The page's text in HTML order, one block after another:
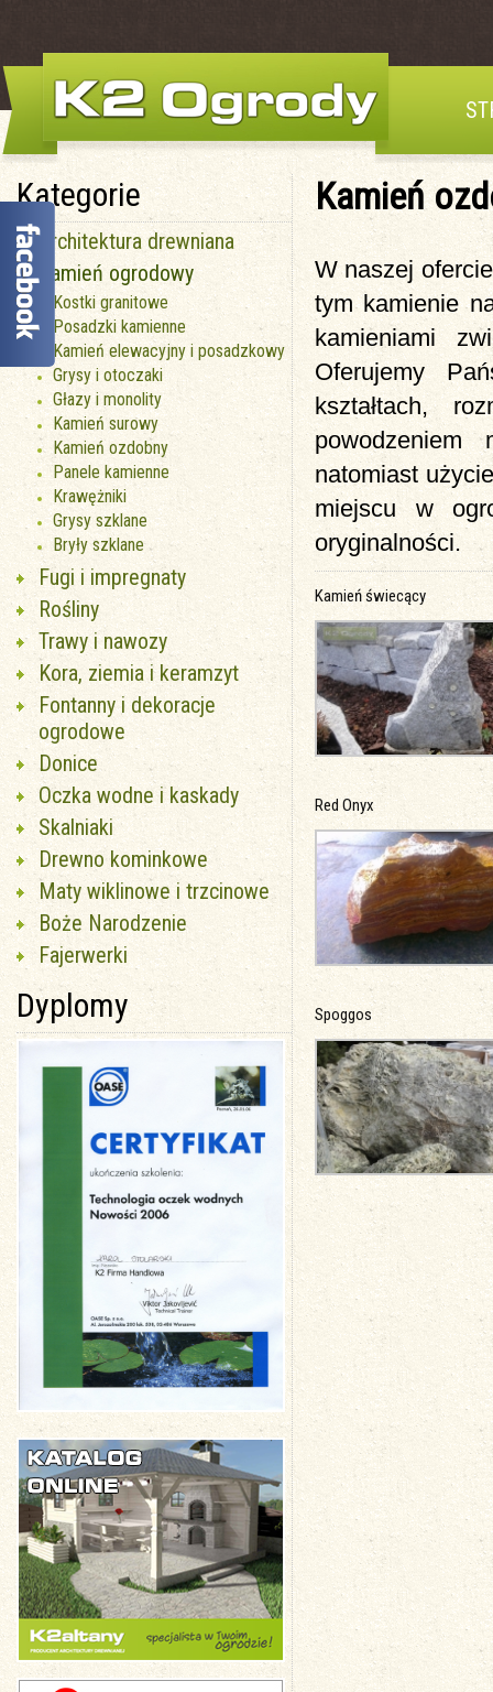
Kategorie
Architektura drewniana
Kamień ogrodowy
Kostki granitowe
Posadzki kamienne
Kamień elewacyjny i posadzkowy
Grysy i otoczaki
Głazy i monolity
Kamień surowy
Kamień ozdobny
Panele kamienne
Krawężniki
Grysy szklane
Bryły szklane
Fugi i impregnaty
Rośliny
Trawy i nawozy
Kora, ziemia i keramzyt
Fontanny i dekoracje
ogrodowe
Donice
Oczka wodne i kaskady
Skalniaki
Drewno kominkowe
Maty wiklinowe i trzcinowe
Boże Narodzenie
Fajerwerki
Dyplomy
Kamień
W naszej
tym kamienie
kamieniami
Oferujemy
kształtach,
natomiast
miejscu w
oryginalności.
Kamień świecący
Red Onyx
Spoggos